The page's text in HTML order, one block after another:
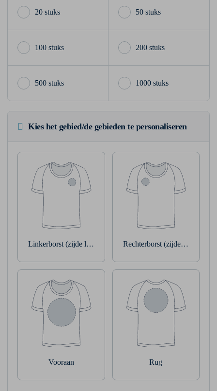
20 stuks 50 stuks
100 stuks 200 stuks
500 stuks 1000 stuks
Kies het gebied/de gebieden te personaliseren
Linkerborst (zijde linkerarm) Rechterborst (zijde
Vooraan Rug